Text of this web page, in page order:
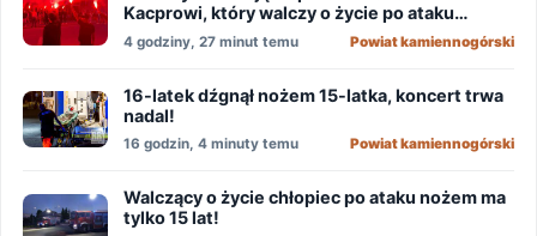
Kacprowi, który walczy o życie po ataku
nożownika!
4 godziny, 27 minut temu Powiat kamiennogórski
16-latek dźgnął nożem 15-latka, koncert trwa
nadal!
16 godzin, 4 minuty temu Powiat kamiennogórski
Walczący o życie chłopiec po ataku nożem ma
tylko 15 lat!